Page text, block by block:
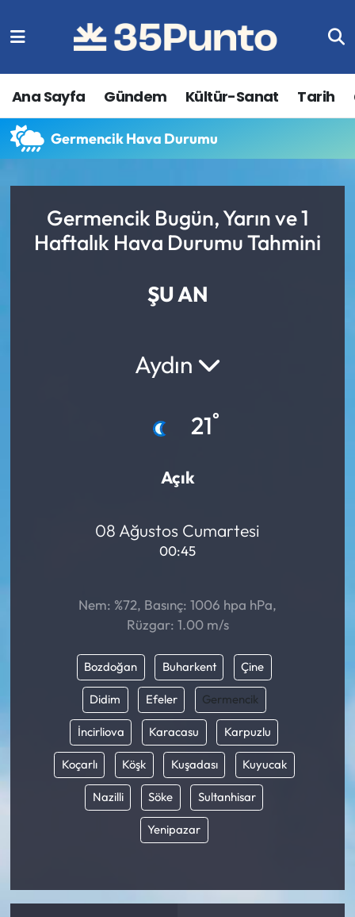
Ana Sayfa Gündem Kültür-Sanat Tarih
Germencik Hava Durumu
Germencik Bugün, Yarın ve 1
Haftalık Hava Durumu Tahmini
ŞU AN
Aydın
21°
Açık
08 Ağustos Cumartesi
00:45
Nem: %72, Basınç: 1006 hpa hPa,
Rüzgar: 1.00 m/s
Bozdoğan Buharkent Çine
Didim Efeler Germencik
İncirliova Karacasu Karpuzlu
Koçarlı Köşk Kuşadası Kuyucak
Nazilli Söke Sultanhisar
Yenipazar